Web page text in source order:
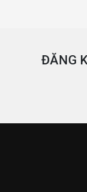
ĐĂNG